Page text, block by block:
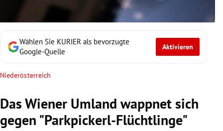
Untermenü
Untermenü
Untermenü
Untermenü
Wählen Sie KURIER als bevorzugte
Google-Quelle
Aktivieren
Niederösterreich
Das Wiener Umland wappnet sich
gegen "Parkpickerl-Flüchtlinge"